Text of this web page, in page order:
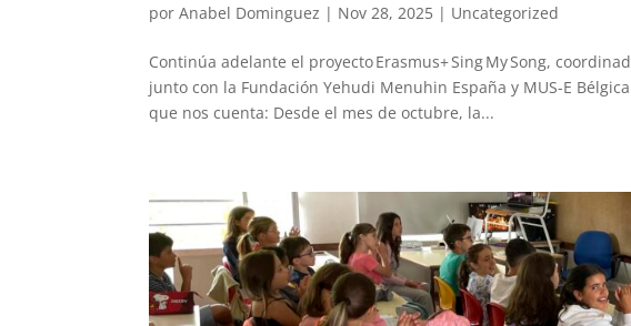
porAnabel Dominguez | Nov 28, 2025 | Uncategorized
Continúa adelante el proyecto Erasmus+ Sing My Song,
junto con la Fundación Yehudi Menuhin España y MUS-E
que nos cuenta: Desde el mes de octubre, la...